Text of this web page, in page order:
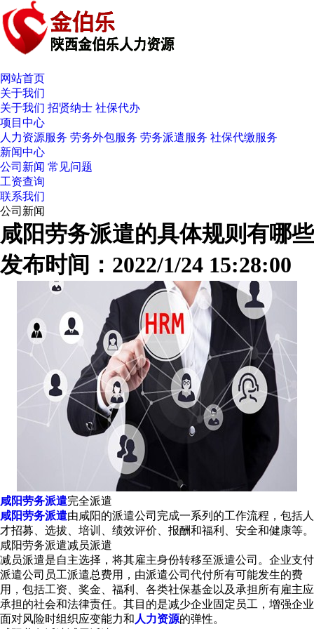
网站首页
关于我们
关于我们 招贤纳士 社保代办
项目中心
人力资源服务 劳务外包服务 劳务派遣服务 社保代缴服务
新闻中心
公司新闻 常见问题
工资查询
联系我们
公司新闻
咸阳劳务派遣的具体规则有哪些
发布时间：2022/1/24 15:28:00
咸阳劳务派遣完全派遣
咸阳劳务派遣由咸阳的派遣公司完成一系列的工作流程，包括人
才招募、选拔、培训、绩效评价、报酬和福利、安全和健康等。
咸阳劳务派遣减员派遣
减员派遣是自主选择，将其雇主身份转移至派遣公司。企业支付
派遣公司员工派遣总费用，由派遣公司代付所有可能发生的费
用，包括工资、奖金、福利、各类社保基金以及承担所有雇主应
承担的社会和法律责任。其目的是减少企业固定员工，增强企业
面对风险时组织应变能力和 人力资源的弹性。